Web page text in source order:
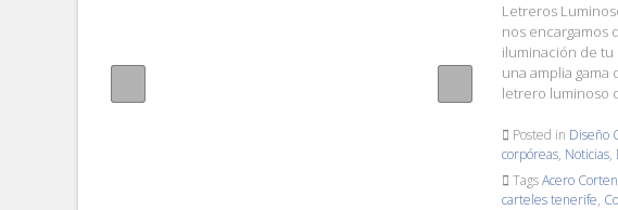
Letreros
nos encargamos
iluminación de
una amplia
letrero luminoso
Posted in Diseño
corpóreas, Noticias,
TagsAcero Corten
carteles tenerife,